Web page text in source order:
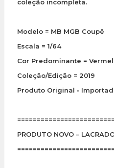
coleção incompleta.
Modelo = MB MGB Coupê
Escala = 1/64
Cor Predominante =
Coleção/Edição = 2019
Produto Original •
PRODUTO NOVO –